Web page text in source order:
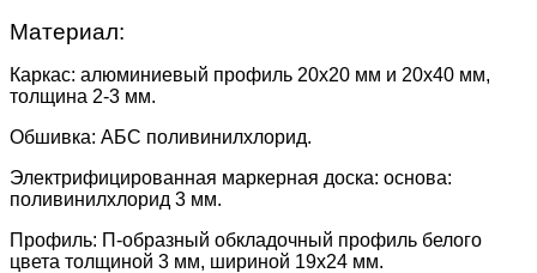
Материал:
Каркас: алюминиевый профиль 20х20 мм и 20х40 мм,
толщина 2-3 мм.
Обшивка: АБС поливинилхлорид.
Электрифицированная маркерная доска: основа:
поливинилхлорид 3 мм.
Профиль: П-образный обкладочный профиль белого
цвета толщиной 3 мм, шириной 19х24 мм.